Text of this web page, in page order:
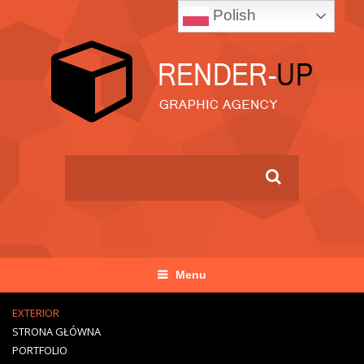
Menu
EXTERIOR
STRONA GŁÓWNA
PORTFOLIO
Polish